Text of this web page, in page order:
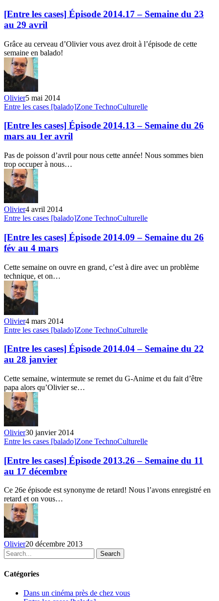
cases]
Épisode
2014.17
Semaine
du
23
au
29
avril
[Entre les cases] Épisode 2014.17 – Semaine du 23
au 29 avril
Grâce au cerveau d’Olivier vous avez droit à l’épisode de cette
semaine en balado!
Olivier5 mai 2014
[Entre
cases]
Épisode
2014.13
Semaine
du
26
mars
au
1er
avril
Entre les cases [balado]Zone TechnoCulturelle
[Entre les cases] Épisode 2014.13 – Semaine du 26
mars au 1er avril
Pas de poisson d’avril pour nous cette année! Nous sommes bien
trop occuper à nous…
Olivier4 avril 2014
[Entre
cases]
Épisode
2014.09
Semaine
du
26
fév
au
4
mars
Entre les cases [balado]Zone TechnoCulturelle
[Entre les cases] Épisode 2014.09 – Semaine du 26
fév au 4 mars
Cette semaine on ouvre en grand, c’est à dire avec un problème
technique, et on…
Olivier4 mars 2014
[Entre
cases]
Épisode
2014.04
Semaine
du
22
au
28
janvier
Entre les cases [balado]Zone TechnoCulturelle
[Entre les cases] Épisode 2014.04 – Semaine du 22
au 28 janvier
Cette semaine, wintermute se remet du G-Anime et du fait d’être
papa alors qu’Olivier se…
Olivier30 janvier 2014
[Entre
cases]
Épisode
2013.26
Semaine
du
au
17
décembre
Entre les cases [balado]Zone TechnoCulturelle
[Entre les cases] Épisode 2013.26 – Semaine du 11
au 17 décembre
Ce 26e épisode est synonyme de retard! Nous l’avons enregistré en
retard et on vous…
Olivier20 décembre 2013
Search
Catégories
Dans un cinéma près de chez vous